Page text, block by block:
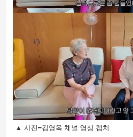
▲ 사진=김영옥 채널 영상 캡처